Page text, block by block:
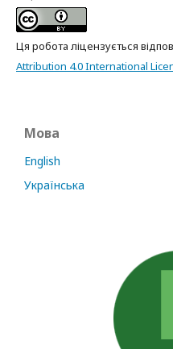
Ця робота ліцензується
Attribution 4.0 International
Мова
English
Українська